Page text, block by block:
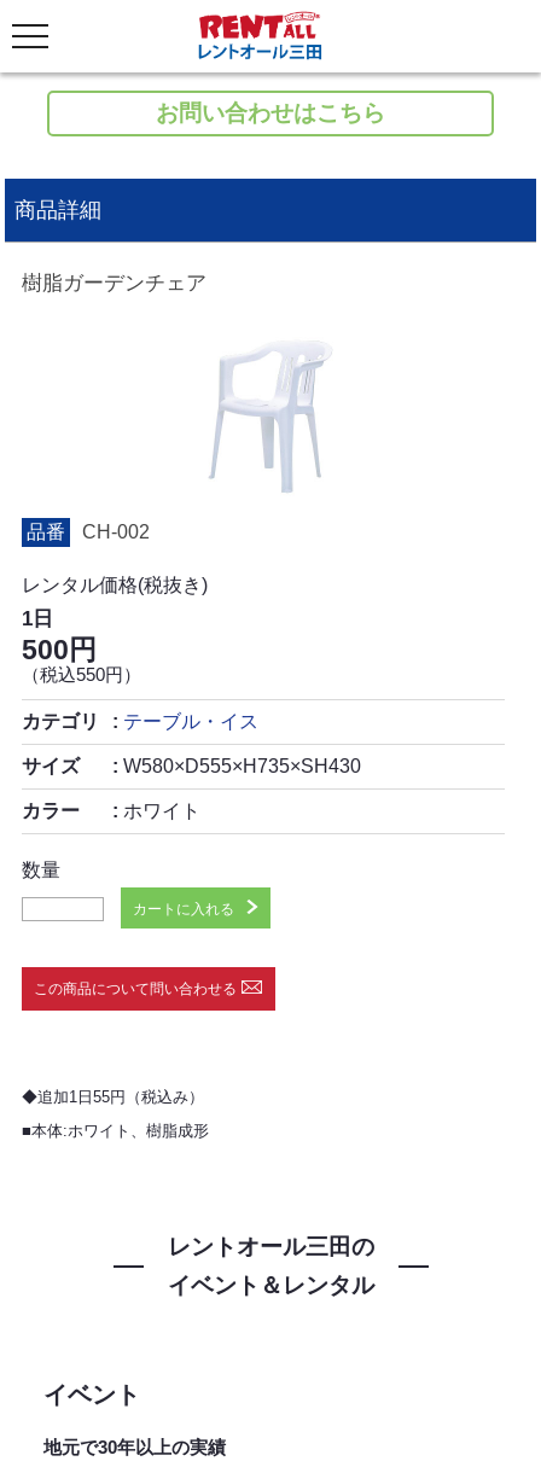
お問い合わせはこちら
商品詳細
樹脂ガーデンチェア
品番 CH-002
レンタル価格(税抜き)
1日
500円
（税込550円）
カテゴリ テーブル・イス
サイズ W580×D555×H735×SH430
カラー ホワイト
数量
カートに入れる
この商品について問い合わせる
◆追加1日55円（税込み）
■本体:ホワイト、樹脂成形
レントオール三田の
イベント＆レンタル
イベント
地元で30年以上の実績